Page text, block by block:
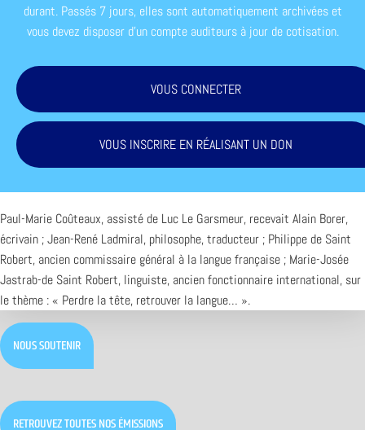
durant. Passés 7 jours, elles sont automatiquement archivées et
vous devez disposer d'un compte auditeurs à jour de cotisation.
VOUS CONNECTER
VOUS INSCRIRE EN RÉALISANT UN DON
Paul-Marie Coûteaux, assisté de Luc Le Garsmeur, recevait Alain Borer,
écrivain ; Jean-René Ladmiral, philosophe, traducteur ; Philippe de Saint
Robert, ancien commissaire général à la langue française ; Marie-Josée
Jastrab-de Saint Robert, linguiste, ancien fonctionnaire international, sur
le thème : « Perdre la tête, retrouver la langue… ».
NOUS SOUTENIR
RETROUVEZ TOUTES NOS ÉMISSIONS